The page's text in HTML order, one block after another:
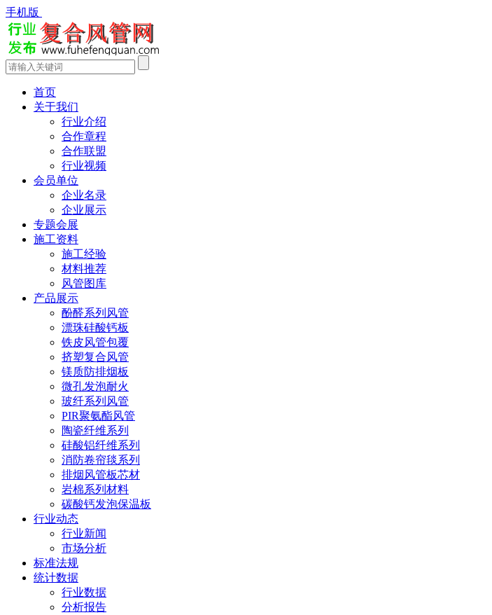
手机版
首页
关于我们
行业介绍
合作章程
合作联盟
行业视频
会员单位
企业名录
企业展示
专题会展
施工资料
施工经验
材料推荐
风管图库
产品展示
酚醛系列风管
漂珠硅酸钙板
铁皮风管包覆
挤塑复合风管
镁质防排烟板
微孔发泡耐火
玻纤系列风管
PIR聚氨酯风管
陶瓷纤维系列
硅酸铝纤维系列
消防卷帘毯系列
排烟风管板芯材
岩棉系列材料
碳酸钙发泡保温板
行业动态
行业新闻
市场分析
标准法规
统计数据
行业数据
分析报告